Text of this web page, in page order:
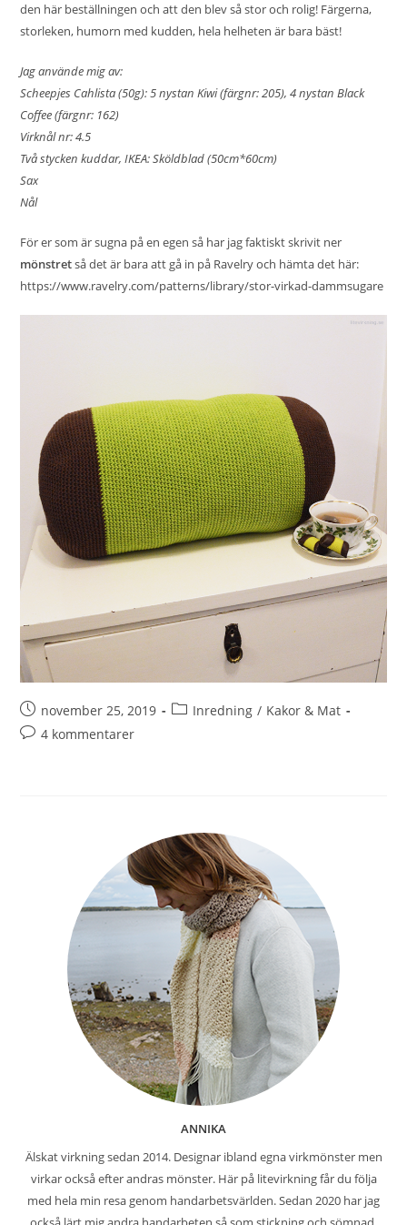
den här beställningen och att den blev så stor och rolig! Färgerna,
storleken, humorn med kudden, hela helheten är bara bäst!
Jag använde mig av:
Scheepjes Cahlista (50g): 5 nystan Kiwi (färgnr: 205), 4 nystan Black
Coffee (färgnr: 162)
Virknål nr: 4.5
Två stycken kuddar, IKEA: Sköldblad (50cm*60cm)
Sax
Nål
För er som är sugna på en egen så har jag faktiskt skrivit ner
mönstretså det är bara att gå in på Ravelry och hämta det här:
https://www.ravelry.com/patterns/library/stor-virkad-dammsugare
november 25, 2019 Inredning / Kakor & Mat
4 kommentarer
ANNIKA
Älskat virkning sedan 2014. Designar ibland egna virkmönster men
virkar också efter andras mönster. Här på litevirkning får du följa
med hela min resa genom handarbetsvärlden. Sedan 2020 har jag